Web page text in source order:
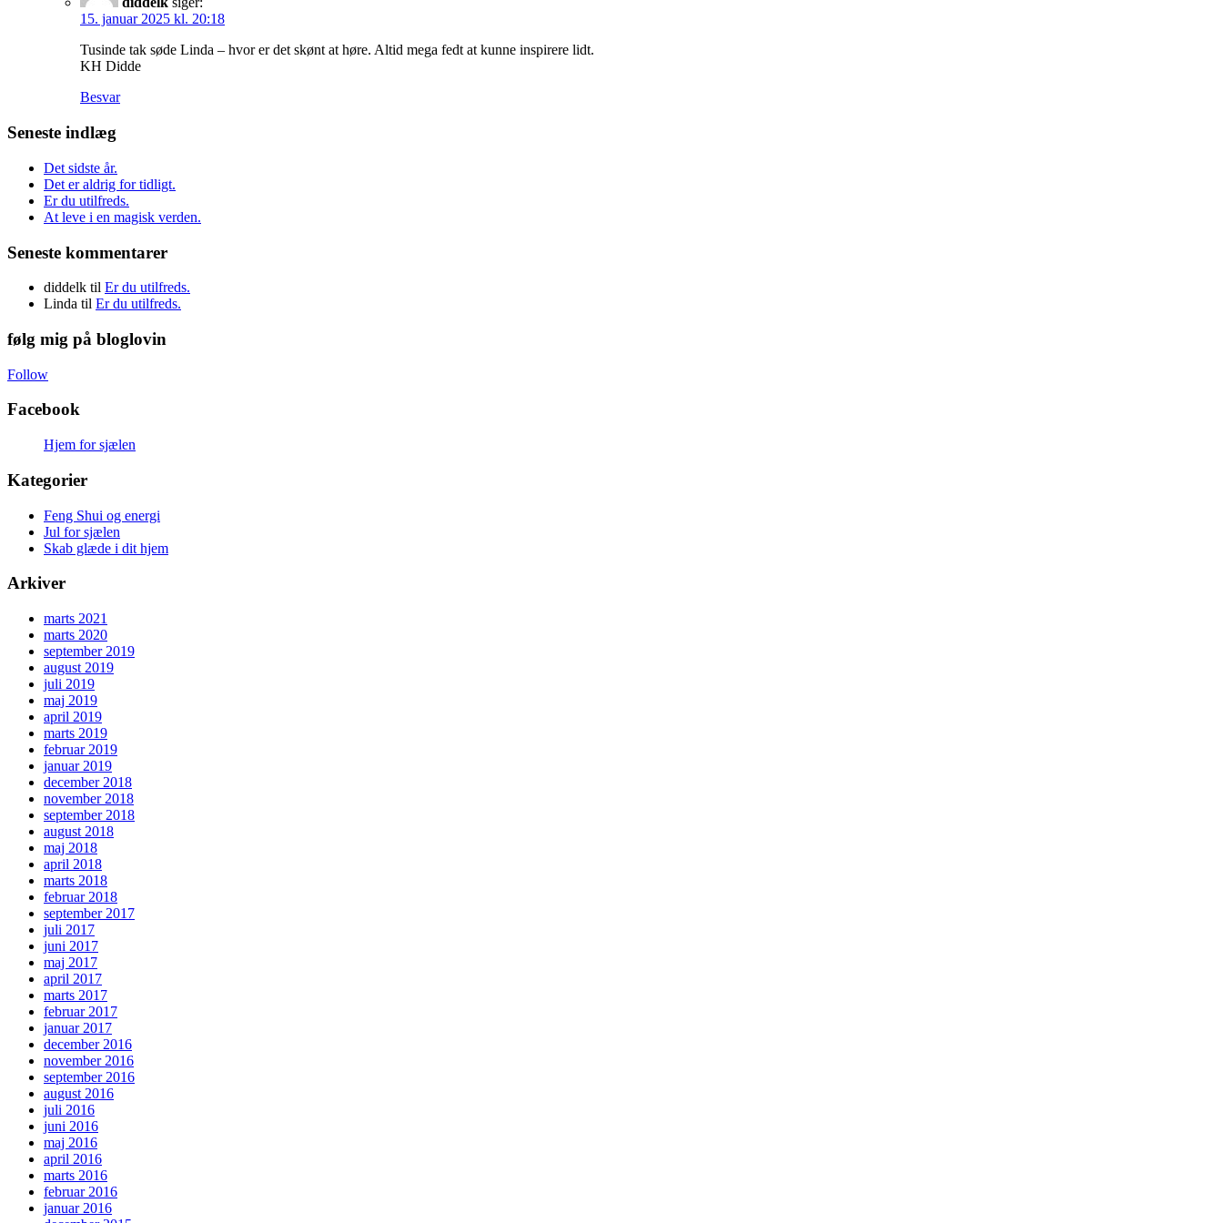
15. januar 2025 kl. 20:18
Tusinde tak søde Linda – hvor er det skønt at høre. Altid mega fedt at kunne inspirere lidt.
KH Didde
Besvar
Seneste indlæg
Det sidste år.
Det er aldrig for tidligt.
Er du utilfreds.
At leve i en magisk verden.
Seneste kommentarer
diddelk til Er du utilfreds.
Linda til Er du utilfreds.
følg mig på bloglovin
Follow
Facebook
Hjem for sjælen
Kategorier
Feng Shui og energi
Jul for sjælen
Skab glæde i dit hjem
Arkiver
marts 2021
marts 2020
september 2019
august 2019
juli 2019
maj 2019
april 2019
marts 2019
februar 2019
januar 2019
december 2018
november 2018
september 2018
august 2018
maj 2018
april 2018
marts 2018
februar 2018
september 2017
juli 2017
juni 2017
maj 2017
april 2017
marts 2017
februar 2017
januar 2017
december 2016
november 2016
september 2016
august 2016
juli 2016
juni 2016
maj 2016
april 2016
marts 2016
februar 2016
januar 2016